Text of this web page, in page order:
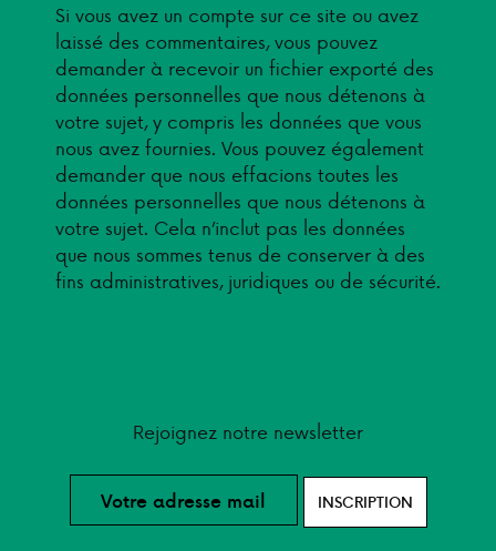
Si vous avez un compte sur ce site ou avez
laissé des commentaires, vous pouvez
demander à recevoir un fichier exporté des
données personnelles que nous détenons à
votre sujet, y compris les données que vous
nous avez fournies. Vous pouvez également
demander que nous effacions toutes les
données personnelles que nous détenons à
votre sujet. Cela n’inclut pas les données
que nous sommes tenus de conserver à des
fins administratives, juridiques ou de sécurité.
Rejoignez notre newsletter